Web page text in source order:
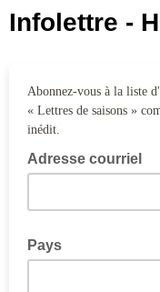
Infolettre -
Abonnez-vous à la liste
« Lettres de saisons »
inédit.
Adresse courriel
Pays